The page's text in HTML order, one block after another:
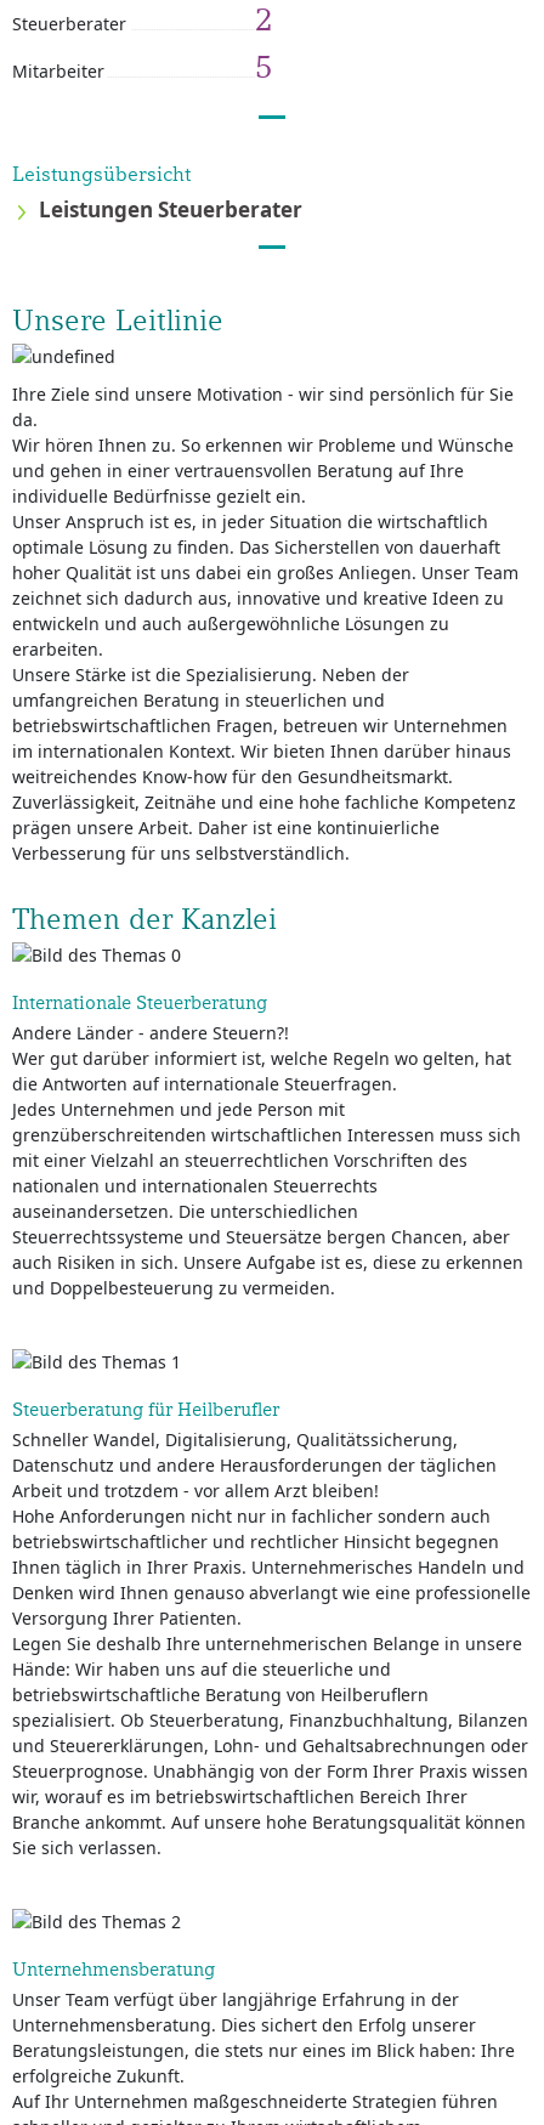
Steuerberater 2
Mitarbeiter 5
Leistungsübersicht
Leistungen Steuerberater
Unsere Leitlinie
Ihre Ziele sind unsere Motivation - wir sind persönlich für Sie
da.
Wir hören Ihnen zu. So erkennen wir Probleme und Wünsche
und gehen in einer vertrauensvollen Beratung auf Ihre
individuelle Bedürfnisse gezielt ein.
Unser Anspruch ist es, in jeder Situation die wirtschaftlich
optimale Lösung zu finden. Das Sicherstellen von dauerhaft
hoher Qualität ist uns dabei ein großes Anliegen. Unser Team
zeichnet sich dadurch aus, innovative und kreative Ideen zu
entwickeln und auch außergewöhnliche Lösungen zu
erarbeiten.
Unsere Stärke ist die Spezialisierung. Neben der
umfangreichen Beratung in steuerlichen und
betriebswirtschaftlichen Fragen, betreuen wir Unternehmen
im internationalen Kontext. Wir bieten Ihnen darüber hinaus
weitreichendes Know-how für den Gesundheitsmarkt.
Zuverlässigkeit, Zeitnähe und eine hohe fachliche Kompetenz
prägen unsere Arbeit. Daher ist eine kontinuierliche
Verbesserung für uns selbstverständlich.
Themen der Kanzlei
Internationale Steuerberatung
Andere Länder - andere Steuern?!
Wer gut darüber informiert ist, welche Regeln wo gelten, hat
die Antworten auf internationale Steuerfragen.
Jedes Unternehmen und jede Person mit
grenzüberschreitenden wirtschaftlichen Interessen muss sich
mit einer Vielzahl an steuerrechtlichen Vorschriften des
nationalen und internationalen Steuerrechts
auseinandersetzen. Die unterschiedlichen
Steuerrechtssysteme und Steuersätze bergen Chancen, aber
auch Risiken in sich. Unsere Aufgabe ist es, diese zu erkennen
und Doppelbesteuerung zu vermeiden.
Steuerberatung für Heilberufler
Schneller Wandel, Digitalisierung, Qualitätssicherung,
Datenschutz und andere Herausforderungen der täglichen
Arbeit und trotzdem - vor allem Arzt bleiben!
Hohe Anforderungen nicht nur in fachlicher sondern auch
betriebswirtschaftlicher und rechtlicher Hinsicht begegnen
Ihnen täglich in Ihrer Praxis. Unternehmerisches Handeln und
Denken wird Ihnen genauso abverlangt wie eine professionelle
Versorgung Ihrer Patienten.
Legen Sie deshalb Ihre unternehmerischen Belange in unsere
Hände: Wir haben uns auf die steuerliche und
betriebswirtschaftliche Beratung von Heilberuflern
spezialisiert. Ob Steuerberatung, Finanzbuchhaltung, Bilanzen
und Steuererklärungen, Lohn- und Gehaltsabrechnungen oder
Steuerprognose. Unabhängig von der Form Ihrer Praxis wissen
wir, worauf es im betriebswirtschaftlichen Bereich Ihrer
Branche ankommt. Auf unsere hohe Beratungsqualität können
Sie sich verlassen.
Unternehmensberatung
Unser Team verfügt über langjährige Erfahrung in der
Unternehmensberatung. Dies sichert den Erfolg unserer
Beratungsleistungen, die stets nur eines im Blick haben: Ihre
erfolgreiche Zukunft.
Auf Ihr Unternehmen maßgeschneiderte Strategien führen